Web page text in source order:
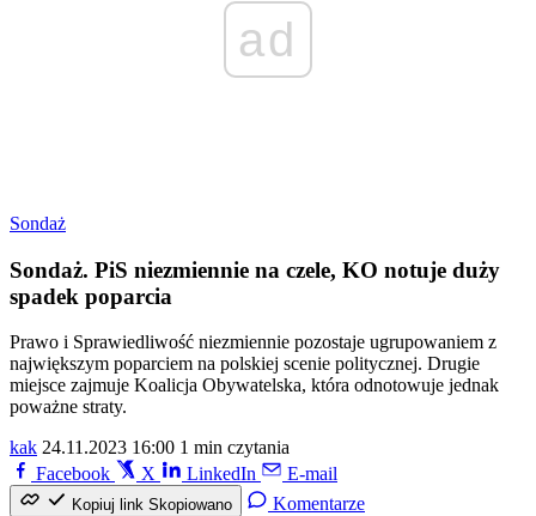
ad
Sondaż
Sondaż. PiS niezmiennie na czele, KO notuje duży
spadek poparcia
Prawo i Sprawiedliwość niezmiennie pozostaje ugrupowaniem z
największym poparciem na polskiej scenie politycznej. Drugie
miejsce zajmuje Koalicja Obywatelska, która odnotowuje jednak
poważne straty.
kak 24.11.2023 16:00 1 min czytania
Facebook
X LinkedIn E-mail
Kopiuj link Skopiowano Komentarze